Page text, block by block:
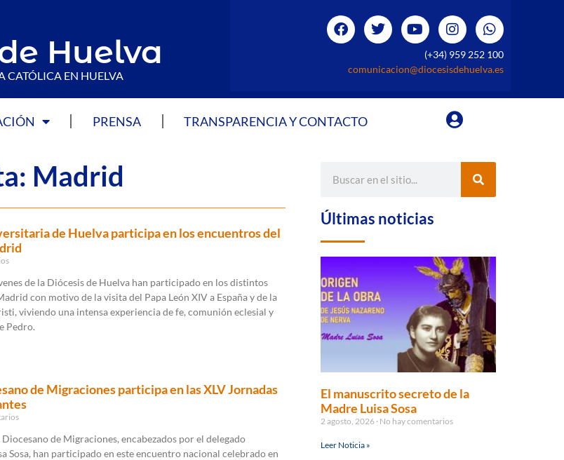
Huelva
CATÓLICA EN HUELVA
(+34) 959 252 100
comunicacion@diocesisdehuelva.es
PRENSA TRANSPARENCIA Y CONTACTO
Madrid
de Huelva participa en los encuentros del
de la Diócesis de Huelva han participado en los distintos
con motivo de la visita del Papa León XIV a España y de la
viviendo una intensa experiencia de fe, comunión eclesial y
Pedro.
de Migraciones participa en las XLV Jornadas
de Migraciones, encabezados por el delegado
Sosa, han participado en este encuentro nacional celebrado en
Últimas noticias
El manuscrito secreto de la
Madre Luisa Sosa
2 agosto, 2026 No hay comentarios
Leer Noticia »